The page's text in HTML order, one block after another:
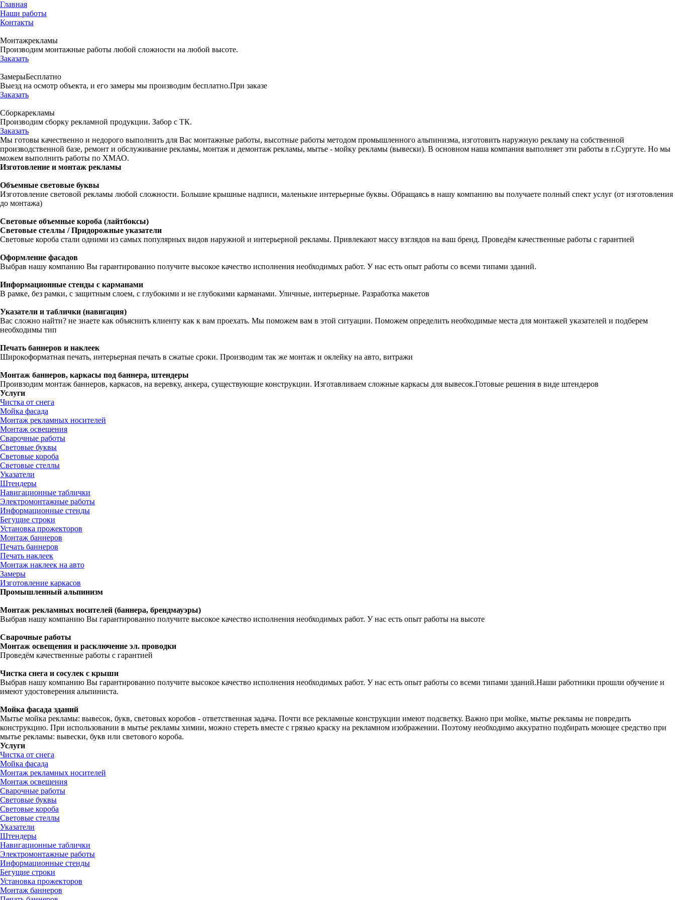
Главная
Наши работы
Контакты
Монтажрекламы
Производим монтажные работы любой сложности на любой высоте.
Заказать
ЗамерыБесплатно
Выезд на осмотр объекта, и его замеры мы производим бесплатно.При заказе
Заказать
Сборкарекламы
Производим сборку рекламной продукции. Забор с ТК.
Заказать
Мы готовы качественно и недорого выполнить для Вас монтажные работы, высотные работы методом промышленного альпинизма, изготовить наружную рекламу на собственной
производственной базе, ремонт и обслуживание рекламы, монтаж и демонтаж рекламы, мытье - мойку рекламы (вывески). В основном наша компания выполняет эти работы в г.Сургуте. Но мы
можем выполнить работы по ХМАО.
Изготовление и монтаж рекламы
Объемные световые буквы
Изготовление световой рекламы любой сложности. Большие крышные надписи, маленькие интерьерные буквы. Обращаясь в нашу компанию вы получаете полный спект услуг (от изготовления
до монтажа)
Световые объемные короба (лайтбоксы)
Световые стеллы / Придорожные указатели
Световые короба стали одними из самых популярных видов наружной и интерьерной рекламы. Привлекают массу взглядов на ваш бренд. Проведём качественные работы с гарантией
Оформление фасадов
Выбрав нашу компанию Вы гарантированно получите высокое качество исполнения необходимых работ. У нас есть опыт работы со всеми типами зданий.
Информационные стенды с карманами
В рамке, без рамки, с защитным слоем, с глубокими и не глубокими карманами. Уличные, интерьерные. Разработка макетов
Указатели и таблички (навигация)
Вас сложно найти? не знаете как объяснить клиенту как к вам проехать. Мы поможем вам в этой ситуации. Поможем определить необходимые места для монтажей указателей и подберем
необходимы тип
Печать баннеров и наклеек
Широкоформатная печать, интерьерная печать в сжатые сроки. Производим так же монтаж и оклейку на авто, витражи
Монтаж баннеров, каркасы под баннера, штендеры
Проивзодим монтаж баннеров, каркасов, на веревку, анкера, существующие конструкции. Изготавливаем сложные каркасы для вывесок.Готовые решения в виде штендеров
Услуги
Чистка от снега
Мойка фасада
Монтаж рекламных носителей
Монтаж освещения
Сварочные работы
Световые буквы
Световые короба
Световые стеллы
Указатели
Штендеры
Навигационные таблички
Электромонтажные работы
Информационные стенды
Бегущие строки
Установка прожекторов
Монтаж баннеров
Печать баннеров
Печать наклеек
Монтаж наклеек на авто
Замеры
Изготовление каркасов
Промышленный альпинизм
Монтаж рекламных носителей (баннера, брендмауэры)
Выбрав нашу компанию Вы гарантированно получите высокое качество исполнения необходимых работ. У нас есть опыт работы на высоте
Сварочные работы
Монтаж освещения и расключение эл. проводки
Проведём качественные работы с гарантией
Чистка снега и сосулек с крыши
Выбрав нашу компанию Вы гарантированно получите высокое качество исполнения необходимых работ. У нас есть опыт работы со всеми типами зданий.Наши работники прошли обучение и
имеют удостоверения альпиниста.
Мойка фасада зданий
Мытье мойка рекламы: вывесок, букв, световых коробов - ответственная задача. Почти все рекламные конструкции имеют подсветку. Важно при мойке, мытье рекламы не повредить
конструкцию. При использовании в мытье рекламы химии, можно стереть вместе с грязью краску на рекламном изображении. Поэтому необходимо аккуратно подбирать моющее средство при
мытье рекламы: вывески, букв или светового короба.
Услуги
Чистка от снега
Мойка фасада
Монтаж рекламных носителей
Монтаж освещения
Сварочные работы
Световые буквы
Световые короба
Световые стеллы
Указатели
Штендеры
Навигационные таблички
Электромонтажные работы
Информационные стенды
Бегущие строки
Установка прожекторов
Монтаж баннеров